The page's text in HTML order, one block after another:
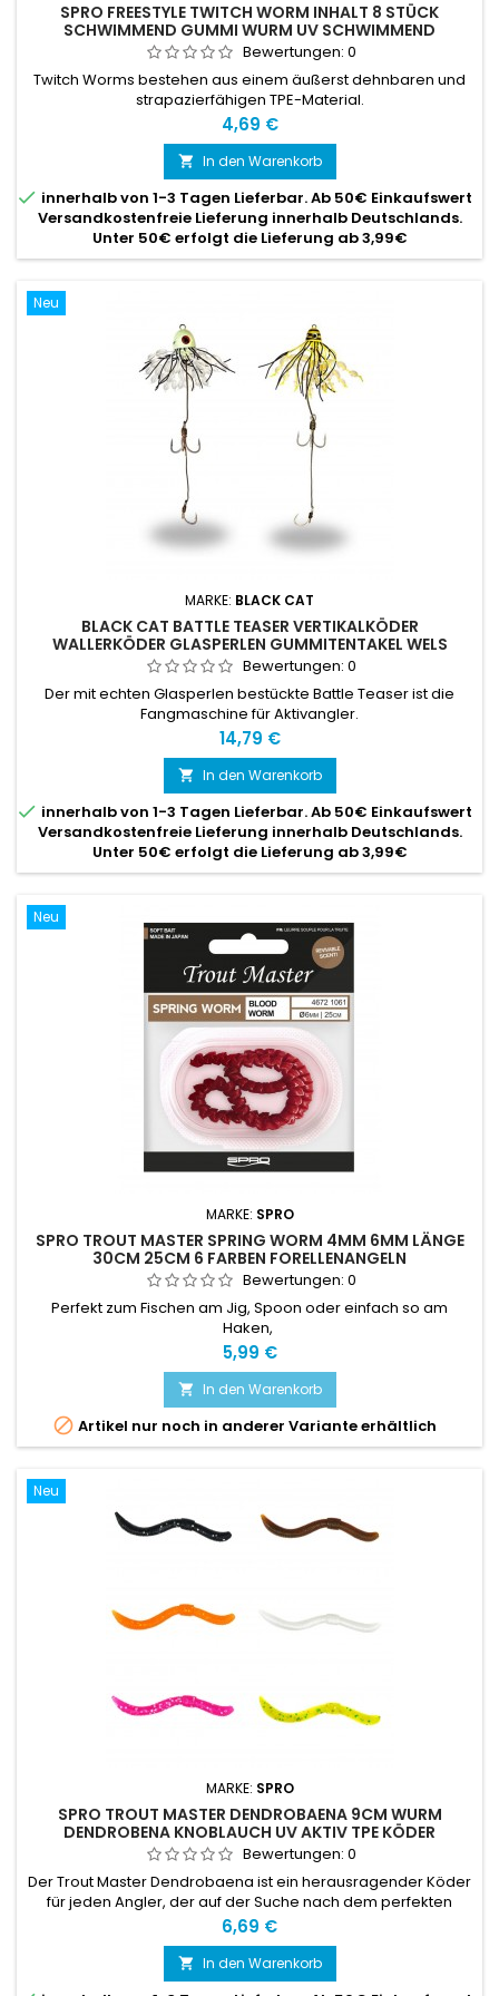
SPRO FREESTYLE TWITCH WORM INHALT 8 STÜCK
SCHWIMMEND GUMMI WURM UV SCHWIMMEND
Bewertungen: 0
Twitch Worms bestehen aus einem äußerst dehnbaren und
strapazierfähigen TPE-Material.
Preis
4,69 €
 In den Warenkorb
 innerhalb von 1-3 Tagen Lieferbar. Ab 50€ Einkaufswert
Versandkostenfreie Lieferung innerhalb Deutschlands.
Unter 50€ erfolgt die Lieferung ab 3,99€
Neu
MARKE: BLACK CAT
BLACK CAT BATTLE TEASER VERTIKALKÖDER
WALLERKÖDER GLASPERLEN GUMMITENTAKEL WELS
Bewertungen: 0
Der mit echten Glasperlen bestückte Battle Teaser ist die
Fangmaschine für Aktivangler.
Preis
14,79 €
 In den Warenkorb
 innerhalb von 1-3 Tagen Lieferbar. Ab 50€ Einkaufswert
Versandkostenfreie Lieferung innerhalb Deutschlands.
Unter 50€ erfolgt die Lieferung ab 3,99€
Neu
MARKE: SPRO
SPRO TROUT MASTER SPRING WORM 4MM 6MM LÄNGE
30CM 25CM 6 FARBEN FORELLENANGELN
Bewertungen: 0
Perfekt zum Fischen am Jig, Spoon oder einfach so am
Haken,
Preis
5,99 €
 In den Warenkorb
 Artikel nur noch in anderer Variante erhältlich
Neu
MARKE: SPRO
SPRO TROUT MASTER DENDROBAENA 9CM WURM
DENDROBENA KNOBLAUCH UV AKTIV TPE KÖDER
Bewertungen: 0
Der Trout Master Dendrobaena ist ein herausragender Köder
für jeden Angler, der auf der Suche nach dem perfekten
Wurmimitat ist.
Preis
6,69 €
 In den Warenkorb